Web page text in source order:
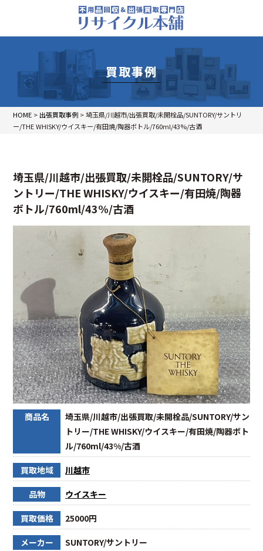
買取事例
HOME > 出張買取事例 >埼玉県/川越市/出張買取/未開栓品/SUNTORY/サントリ
ー/THE WHISKY/ウイスキー/有田焼/陶器ボトル/760ml/43%/古酒
埼玉県/川越市/出張買取/未開栓品/SUNTORY/サ
ントリー/THE WHISKY/ウイスキー/有田焼/陶器
ボトル/760ml/43%/古酒
商品名
埼玉県/川越市/出張買取/未開栓品/SUNTORY/サン
トリー/THE WHISKY/ウイスキー/有田焼/陶器ボト
ル/760ml/43%/古酒
買取地域 川越市
品物 ウイスキー
買取価格 25000円
メーカー SUNTORY/サントリー